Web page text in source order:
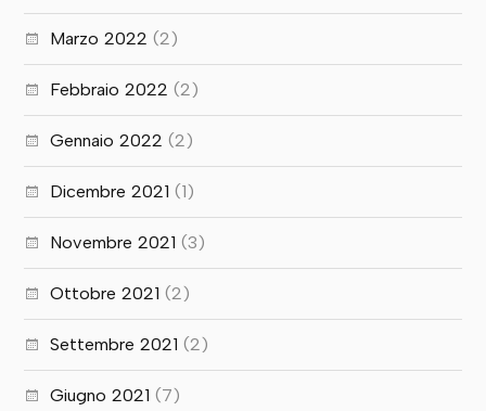
Marzo 2022 (2)
Febbraio 2022 (2)
Gennaio 2022 (2)
Dicembre 2021 (1)
Novembre 2021 (3)
Ottobre 2021 (2)
Settembre 2021 (2)
Giugno 2021 (7)